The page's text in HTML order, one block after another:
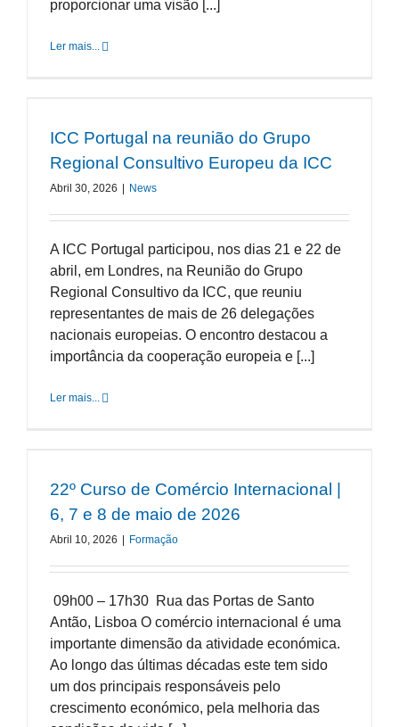
proporcionar uma visão [...]
Ler mais...
ICC Portugal na reunião do Grupo
Regional Consultivo Europeu da ICC
Abril 30, 2026 News
A ICC Portugal participou, nos dias 21 e 22 de
abril, em Londres, na Reunião do Grupo
Regional Consultivo da ICC, que reuniu
representantes de mais de 26 delegações
nacionais europeias. O encontro destacou a
importância da cooperação europeia e [...]
Ler mais...
22º Curso de Comércio Internacional |
6, 7 e 8 de maio de 2026
Abril 10, 2026 Formação
09h00 – 17h30 Rua das Portas de Santo
Antão, Lisboa O comércio internacional é uma
importante dimensão da atividade económica.
Ao longo das últimas décadas este tem sido
um dos principais responsáveis pelo
crescimento económico, pela melhoria das